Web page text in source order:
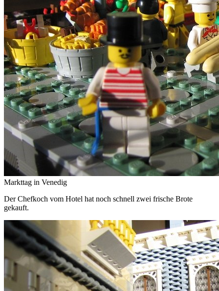
Markttag in Venedig
Der Chefkoch vom Hotel hat noch schnell zwei frische Brote
gekauft.